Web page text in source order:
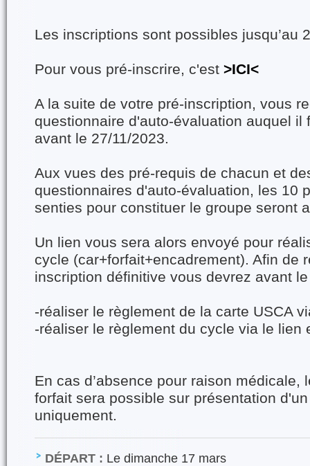
Les inscriptions sont possibles jusqu’au
Pour vous pré-inscrire, c'est >ICI<
A la suite de votre pré-inscription, vous
questionnaire d'auto-évaluation auquel il
avant le 27/11/2023.
Aux vues des pré-requis de chacun et
questionnaires d'auto-évaluation, les 10
senties pour constituer le groupe seront
Un lien vous sera alors envoyé pour
cycle (car+forfait+encadrement). Afin de
inscription définitive vous devrez avant
-réaliser le règlement de la carte USCA
-réaliser le règlement du cycle via le lien
En cas d’absence pour raison médicale,
forfait sera possible sur présentation
uniquement.
DÉPART : Le dimanche 17 mars